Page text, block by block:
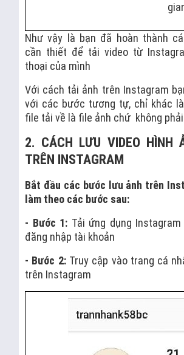
Như vậy là bạn đã hoàn thành
cần thiết để tải video từ
thoại của mình
Với cách tải ảnh trên Instagram
với các bước tương tự, chỉ khác
file tải về là file ảnh chứ không
2. CÁCH LƯU VIDEO HÌNH
TRÊN INSTAGRAM
Bắt đầu các bước lưu ảnh trên
làm theo các bước sau:
- Bước 1: Tải ứng dụng
đăng nhập tài khoản
- Bước 2: Truy cập vào trang cá
trên Instagram